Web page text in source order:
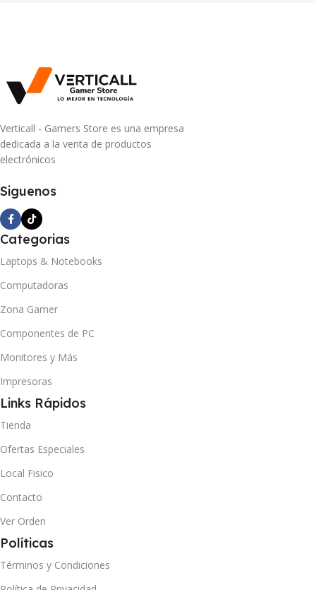
Verticall - Gamers Store es una empresa
dedicada a la venta de productos
electrónicos
Siguenos
Categorias
Laptops & Notebooks
Computadoras
Zona Gamer
Componentes de PC
Monitores y Más
Impresoras
Links Rápidos
Tienda
Ofertas Especiales
Local Fisico
Contacto
Ver Orden
Políticas
Términos y Condiciones